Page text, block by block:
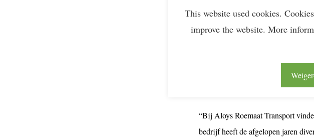
Aloys Roemaat Transport is een
alles wat op een pallet en in een
ruim 100 voertuigen op de weg.
“Bij Aloys Roemaat Transport
bedrijf heeft de afgelopen jaren
This website used cookies.
improve the website. More